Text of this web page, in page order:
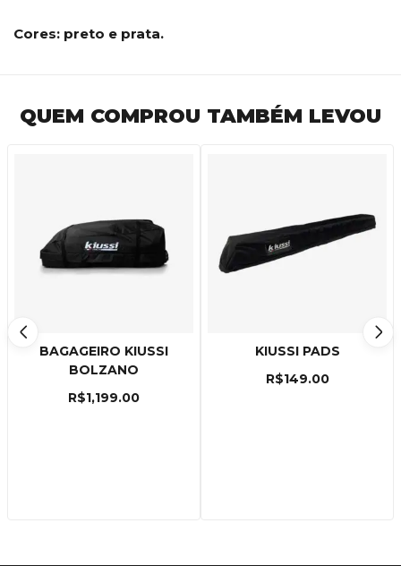
Cores: preto e prata.
QUEM COMPROU TAMBÉM LEVOU
BAGAGEIRO KIUSSI
BOLZANO
R$1,199.00
KIUSSI PADS
R$149.00